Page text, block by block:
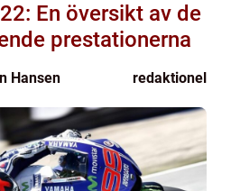
En översikt av de
prestationerna
Hansen redaktionel